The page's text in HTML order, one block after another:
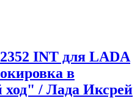
INT для LADA
в
ход" / Лада Иксрей